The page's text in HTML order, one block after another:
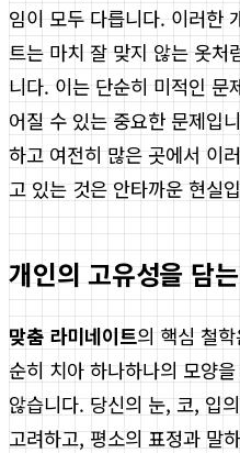
임이 모두 다릅니다. 이러한
트는 마치 잘 맞지 않는 옷처
니다. 이는 단순히 미적인 문
어질 수 있는 중요한 문제입
하고 여전히 많은 곳에서 이
고 있는 것은 안타까운 현실
개인의 고유성을 담
맞춤 라미네이트의 핵심 철
순히 치아 하나하나의 모양
않습니다. 당신의 눈, 코, 입
고려하고, 평소의 표정과 말